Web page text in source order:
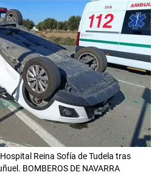
Reina Sofía de Tudela tras
BOMBEROS DE NAVARRA